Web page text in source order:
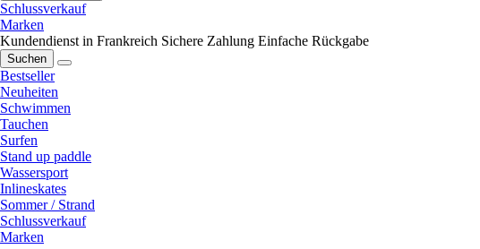
Schlussverkauf
Marken
Kundendienst in Frankreich Sichere Zahlung Einfache Rückgabe
Suchen
Bestseller
Neuheiten
Schwimmen
Tauchen
Surfen
Stand up paddle
Wassersport
Inlineskates
Sommer / Strand
Schlussverkauf
Marken